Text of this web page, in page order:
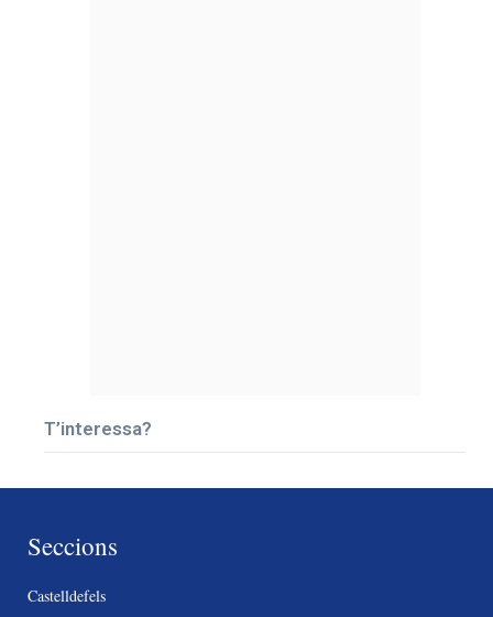
T’interessa?
Seccions
Castelldefels